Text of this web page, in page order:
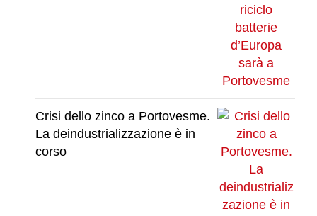
Crisi dello zinco a Portovesme.
La deindustrializzazione è in
corso